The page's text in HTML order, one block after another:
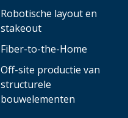
Robotische layout en
stakeout
Fiber-to-the-Home
Off-site productie van
structurele
bouwelementen